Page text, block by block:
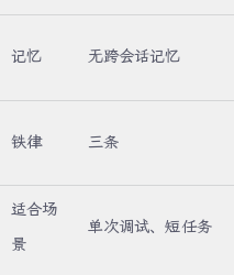
记忆 无跨会话记忆
铁律 三条
适合场
景
单次调试、短任务